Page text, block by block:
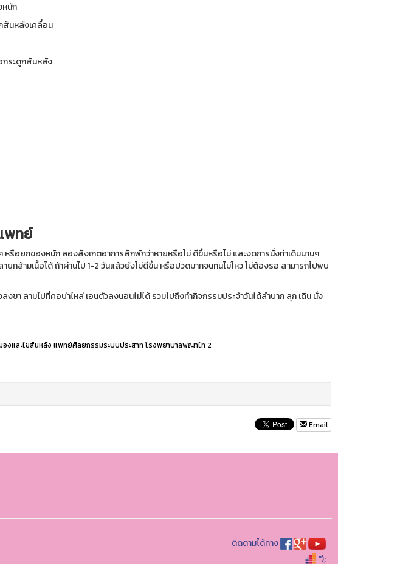
หนัก
สันหลังเคลื่อน
ระดูกสันหลัง
พทย์
หรือยกของหนัก ลองสังเกตอาการสักพักว่าหายหรือไม่ ดีขึ้นหรือไม่ และงดการนั่งท่าเดิมนานๆ
กล้ามเนื้อได้ ถ้าผ่านไป 1-2 วันแล้วยังไม่ดีขึ้น หรือปวดมากจนทนไม่ไหว ไม่ต้องรอ สามารถไปพบ
ขา ลามไปที่คอบ่าไหล่ เอนตัวลงนอนไม่ได้ รวมไปถึงทำกิจกรรมประจำวันได้ลำบาก ลุก เดิน นั่ง
และไขสันหลัง แพทย์ศัลยกรรมระบบประสาท โรงพยาบาลพญาไท 2
Email
ติดตามได้ทาง
");